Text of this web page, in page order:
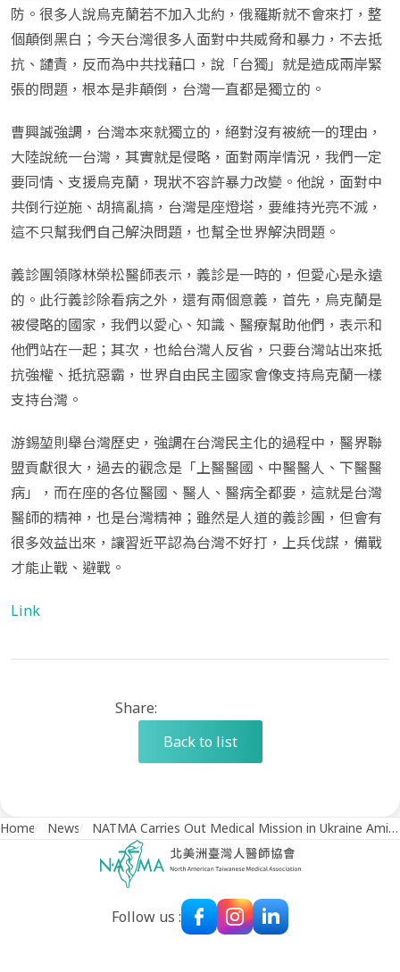
防。很多人說烏克蘭若不加入北約，俄羅斯就不會來打，整
個顛倒黑白；今天台灣很多人面對中共威脅和暴力，不去抵
抗、譴責，反而為中共找藉口，說「台獨」就是造成兩岸緊
張的問題，根本是非顛倒，台灣一直都是獨立的。
曹興誠強調，台灣本來就獨立的，絕對沒有被統一的理由，
大陸說統一台灣，其實就是侵略，面對兩岸情況，我們一定
要同情、支援烏克蘭，現狀不容許暴力改變。他說，面對中
共倒行逆施、胡搞亂搞，台灣是座燈塔，要維持光亮不滅，
這不只幫我們自己解決問題，也幫全世界解決問題。
義診團領隊林榮松醫師表示，義診是一時的，但愛心是永遠
的。此行義診除看病之外，還有兩個意義，首先，烏克蘭是
被侵略的國家，我們以愛心、知識、醫療幫助他們，表示和
他們站在一起；其次，也給台灣人反省，只要台灣站出來抵
抗強權、抵抗惡霸，世界自由民主國家會像支持烏克蘭一樣
支持台灣。
游錫堃則舉台灣歷史，強調在台灣民主化的過程中，醫界聯
盟貢獻很大，過去的觀念是「上醫醫國、中醫醫人、下醫醫
病」，而在座的各位醫國、醫人、醫病全都要，這就是台灣
醫師的精神，也是台灣精神；雖然是人道的義診團，但會有
很多效益出來，讓習近平認為台灣不好打，上兵伐謀，備戰
才能止戰、避戰。
Link
Share:
Back to list
Home/ News/ NATMA Carries Out Medical Mission in Ukraine Amid War （自由時報）
Follow us :